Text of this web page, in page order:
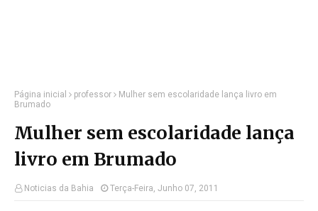
Página inicial professor
Mulher sem escolaridade lança livro em
Brumado
Mulher sem escolaridade lança
livro em Brumado
Noticias da Bahia Terça-Feira, Junho 07, 2011